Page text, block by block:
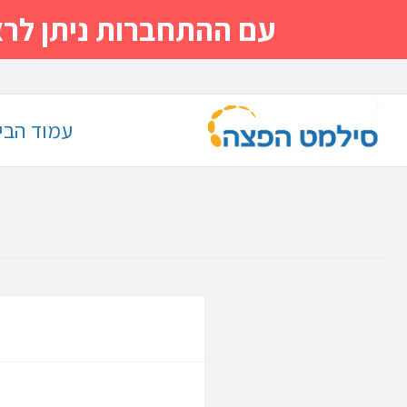
עם ההתחברות ניתן לראות
עמוד